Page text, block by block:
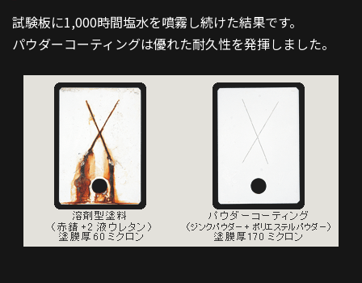
試験板に1,000時間塩水を噴霧し続けた結果です。
パウダーコーティングは優れた耐久性を発揮しました。